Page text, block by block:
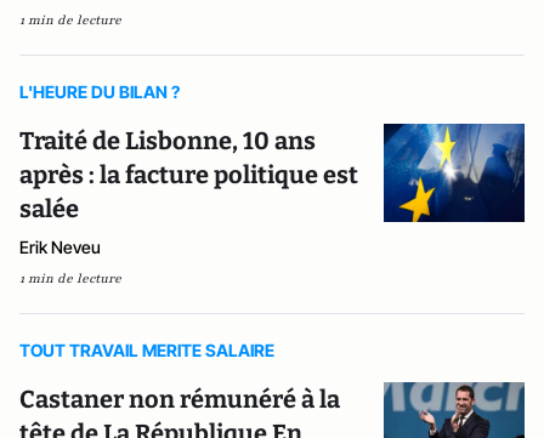
1 min de lecture
L'HEURE DU BILAN ?
Traité de Lisbonne, 10 ans
après : la facture politique est
salée
Erik Neveu
1 min de lecture
TOUT TRAVAIL MERITE SALAIRE
Castaner non rémunéré à la